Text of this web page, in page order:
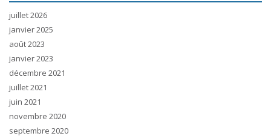
juillet 2026
janvier 2025
août 2023
janvier 2023
décembre 2021
juillet 2021
juin 2021
novembre 2020
septembre 2020